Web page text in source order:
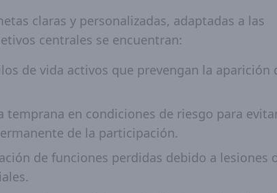
claras y personalizadas, adaptadas a las
centrales se encuentran:
de vida activos que prevengan la aparición
temprana en condiciones de riesgo para
de la participación.
de funciones perdidas debido a lesiones